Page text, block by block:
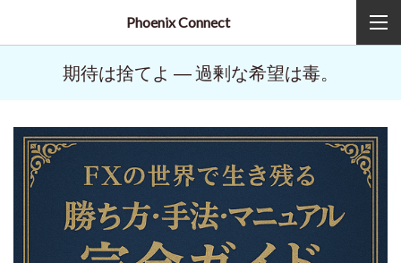
Phoenix Connect
期待は捨てよ ― 過剰な希望は毒。